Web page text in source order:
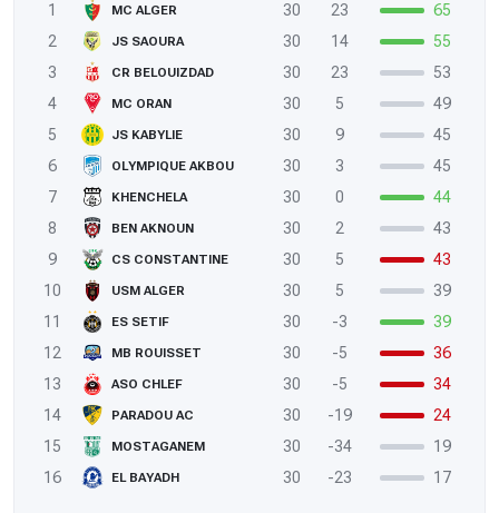
1 MC ALGER 30 23
65
2
JS SAOURA 30 14
55
3
CR BELOUIZDAD 30 23
53
4
MC ORAN 30 5
49
5
JS KABYLIE 30 9
45
6
OLYMPIQUE AKBOU 30 3
45
7
KHENCHELA 30 0
44
8
BEN AKNOUN 30 2
43
9
CS CONSTANTINE 30 5
43
10
USM ALGER 30 5
39
11
ES SETIF 30 -3
39
12
MB ROUISSET 30 -5
36
13
ASO CHLEF 30 -5
34
14
PARADOU AC 30 -19
24
15
MOSTAGANEM 30 -34
19
16
EL BAYADH 30 -23 17